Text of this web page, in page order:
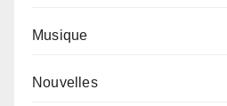
Musique
Nouvelles